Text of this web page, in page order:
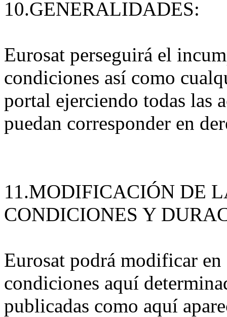
10.GENERALIDADES:
Eurosat perseguirá el
condiciones así como
portal ejerciendo todas las
puedan corresponder en
11.MODIFICACIÓN DE
CONDICIONES Y
Eurosat podrá modificar
condiciones aquí
publicadas como aquí